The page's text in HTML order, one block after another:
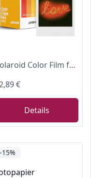
Polaroid Color Film für i-Type - x40 Filmpaket
€
Details
-15%